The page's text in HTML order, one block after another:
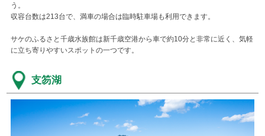
う。
収容台数は213台で、満車の場合は臨時駐車場も利用できます。
サケのふるさと千歳水族館は新千歳空港から車で約10分と非常に近く、気軽
に立ち寄りやすいスポットの一つです。
支笏湖